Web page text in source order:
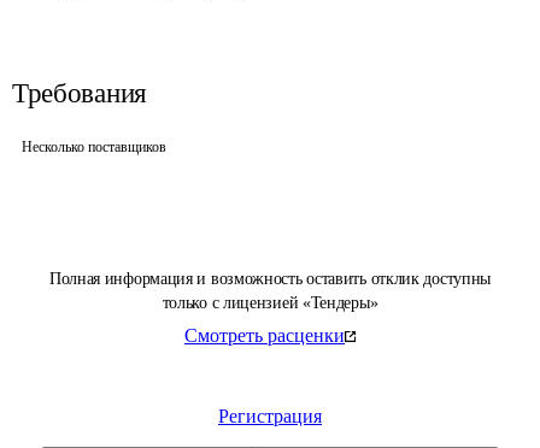
Полная информация и возможность оставить отклик доступны
только с лицензией «Тендеры»
Смотреть расценки
Регистрация
Требования
Несколько поставщиков